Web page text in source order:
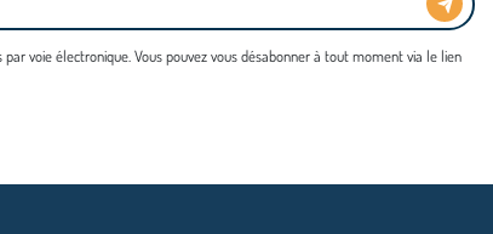
voie électronique. Vous pouvez vous désabonner à tout moment via le lien